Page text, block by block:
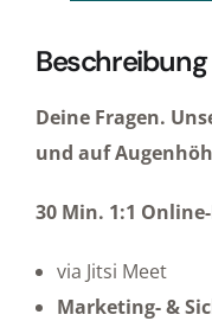
Beschreibung
Deine Fragen.
und auf
30 Min. 1:1
via Jitsi Meet
Marketing- &